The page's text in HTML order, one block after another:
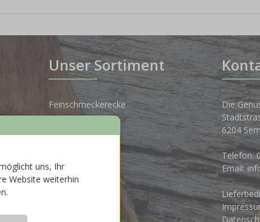
Unser Sortiment
Feinschmeckerecke
Neuheiten
Die
6204
Telefon:
Email:
uns, Ihr
Website weiterhin